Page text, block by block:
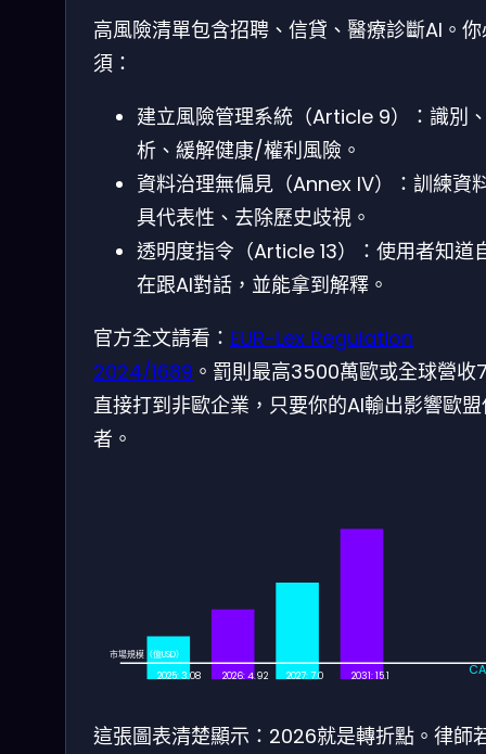
高風險清單包含招聘、信貸、醫療診斷AI。
須：
建立風險管理系統（Article 9）：識別
析、緩解健康/權利風險。
資料治理無偏見（Annex IV）：訓練資
具代表性、去除歷史歧視。
透明度指令（Article 13）：使用者知道
在跟AI對話，並能拿到解釋。
官方全文請看： EUR-Lex Regulation
2024/1689 。罰則最高3500萬歐或全球營收
直接打到非歐企業，只要你的AI輸出影響歐
者。
2025: 3.08 2026: 4.92 2027: 7.0 2031: 15.1
市場規模（億USD）
這張圖表清楚顯示：2026就是轉折點。律師